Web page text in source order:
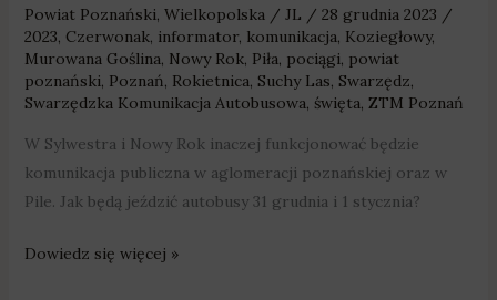
Powiat Poznański, Wielkopolska/ JL / 28 grudnia 2023 /
2023, Czerwonak, informator, komunikacja, Koziegłowy,
Murowana Goślina, Nowy Rok, Piła, pociągi, powiat
poznański, Poznań, Rokietnica, Suchy Las, Swarzędz,
Swarzędzka Komunikacja Autobusowa, święta, ZTM Poznań
W Sylwestra i Nowy Rok inaczej funkcjonować będzie
komunikacja publiczna w aglomeracji poznańskiej oraz w
Pile. Jak będą jeździć autobusy 31 grudnia i 1 stycznia?
Dowiedz się więcej »